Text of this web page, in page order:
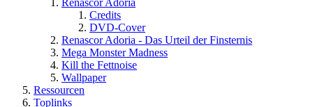
Renascor Adoria
Credits
DVD-Cover
Renascor Adoria - Das Urteil der Finsternis
Mega Monster Madness
Kill the Fettnoise
Wallpaper
Ressourcen
Toplinks